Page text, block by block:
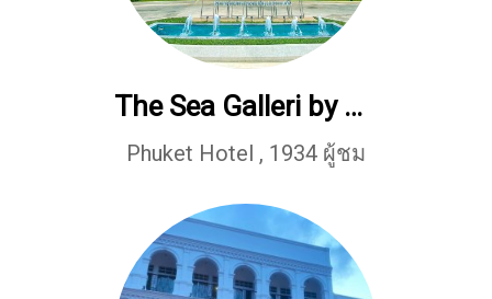
The Sea Galleri by Katathani
Phuket Hotel , 1934 ผู้ชม